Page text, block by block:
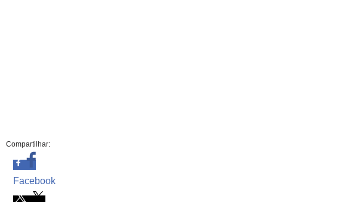
Compartilhar:
Facebook